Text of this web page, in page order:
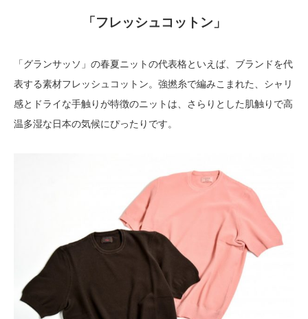
「フレッシュコットン」
「グランサッソ」の春夏ニットの代表格といえば、ブランドを代
表する素材フレッシュコットン。強撚糸で編みこまれた、シャリ
感とドライな手触りが特徴のニットは、さらりとした肌触りで高
温多湿な日本の気候にぴったりです。